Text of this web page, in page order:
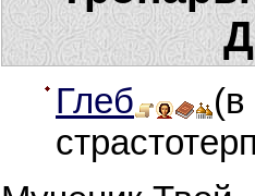
Глеб